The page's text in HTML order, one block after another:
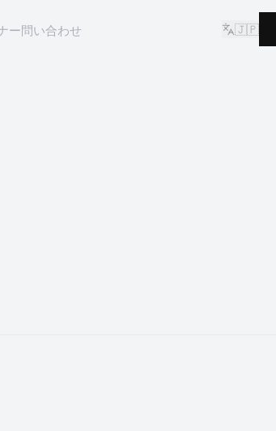
ー問い合わせ 🇯🇵